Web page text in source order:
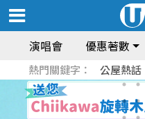
演唱會 優惠著數
熱門關鍵字： 公屋熱話